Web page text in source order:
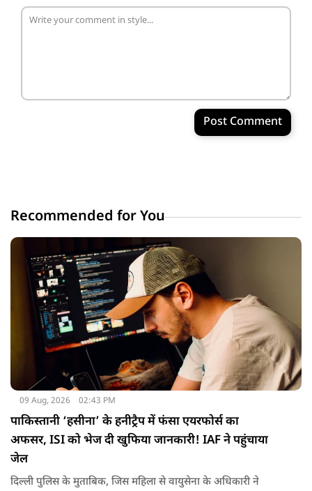
Post Comment
Recommended for You
09 Aug, 2026 02:43 PM
पाकिस्तानी ‘हसीना’ के हनीट्रैप में फंसा एयरफोर्स का
अफसर, ISI को भेज दी खुफिया जानकारी! IAF ने पहुंचाया
जेल
दिल्ली पुलिस के मुताबिक, जिस महिला से वायुसेना के अधिकारी ने